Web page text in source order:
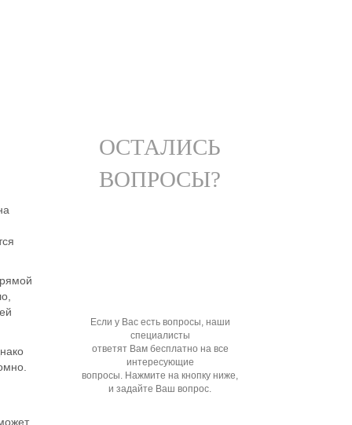
ОСТАЛИСЬ
ВОПРОСЫ?
Если у Вас есть вопросы, наши
специалисты
ответят Вам бесплатно на все
интересующие
вопросы. Нажмите на кнопку ниже,
и задайте Ваш вопрос.